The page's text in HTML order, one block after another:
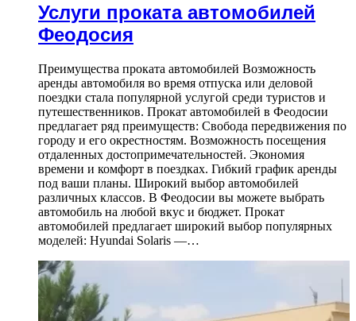
Услуги проката автомобилей
Феодосия
Преимущества проката автомобилей Возможность
аренды автомобиля во время отпуска или деловой
поездки стала популярной услугой среди туристов и
путешественников. Прокат автомобилей в Феодосии
предлагает ряд преимуществ: Свобода передвижения по
городу и его окрестностям. Возможность посещения
отдаленных достопримечательностей. Экономия
времени и комфорт в поездках. Гибкий график аренды
под ваши планы. Широкий выбор автомобилей
различных классов. В Феодосии вы можете выбрать
автомобиль на любой вкус и бюджет. Прокат
автомобилей предлагает широкий выбор популярных
моделей: Hyundai Solaris —…